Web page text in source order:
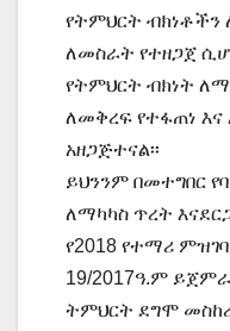
የትምህርት
ለመስራት የተዘጋጀ
የትምህርት ብክነት
ለመቅረፍ የተፋጠነ
አዘጋጅተናል፡፡
ይህንንም በመተግበር
ለማካካስ ጥረት
የ2018 የተማሪ
19/2017ዓ.ም
ትምህርት ደግሞ